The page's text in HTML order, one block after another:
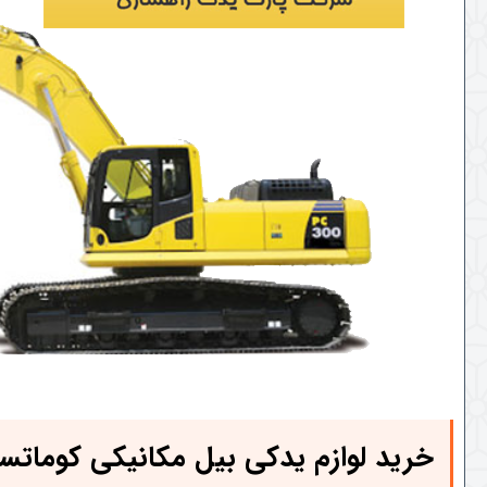
خرید لوازم یدکی بیل مکانیکی